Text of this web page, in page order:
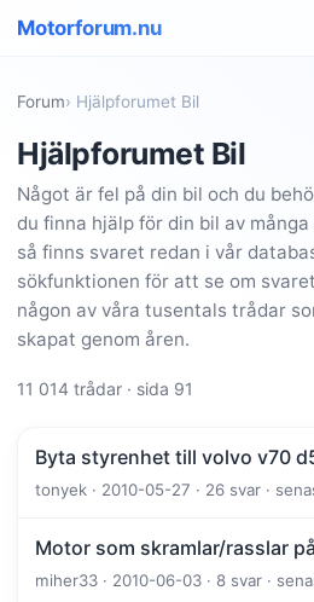
Motorforum.nu
Forum› Hjälpforumet Bil
Hjälpforumet Bil
Något är fel på din bil och du
du finna hjälp för din bil av
så finns svaret redan i vår
sökfunktionen för att se om
någon av våra tusentals trådar
skapat genom åren.
11 014 trådar · sida 91
Byta styrenhet till volvo v70
tonyek · 2010-05-27 · 26 svar ·
Motor som skramlar/rasslar
miher33 · 2010-06-03 · 8 svar ·